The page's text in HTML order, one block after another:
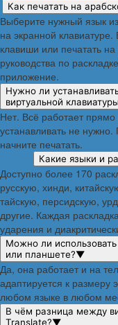
Как печатать на
Выберите нужный язык
на экранной
клавиши или печатать
руководства по
приложение.
Нужно ли
виртуальной
Нет. Всё работает прямо
устанавливать не
начните печатать.
Какие языки и
Доступно более 170
русскую, хинди,
тайскую, персидскую,
другие. Каждая
ударения и
Можно ли
или планшете?▼
Да, она работает и на
адаптируется к размеру
любом языке в любом
В чём разница между
Translate?▼